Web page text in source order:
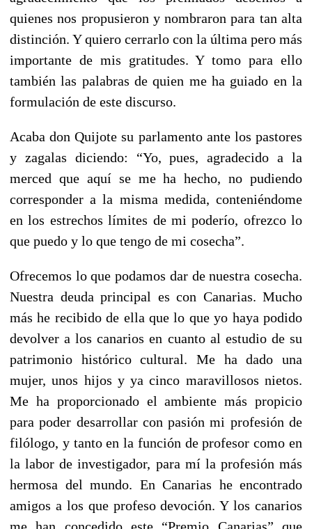
quienes nos propusieron y nombraron para tan alta
distinción. Y quiero cerrarlo con la última pero más
importante de mis gratitudes. Y tomo para ello
también las palabras de quien me ha guiado en la
formulación de este discurso.
Acaba don Quijote su parlamento ante los pastores
y zagalas diciendo: “Yo, pues, agradecido a la
merced que aquí se me ha hecho, no pudiendo
corresponder a la misma medida, conteniéndome
en los estrechos límites de mi poderío, ofrezco lo
que puedo y lo que tengo de mi cosecha”.
Ofrecemos lo que podamos dar de nuestra cosecha.
Nuestra deuda principal es con Canarias. Mucho
más he recibido de ella que lo que yo haya podido
devolver a los canarios en cuanto al estudio de su
patrimonio histórico cultural. Me ha dado una
mujer, unos hijos y ya cinco maravillosos nietos.
Me ha proporcionado el ambiente más propicio
para poder desarrollar con pasión mi profesión de
filólogo, y tanto en la función de profesor como en
la labor de investigador, para mí la profesión más
hermosa del mundo. En Canarias he encontrado
amigos a los que profeso devoción. Y los canarios